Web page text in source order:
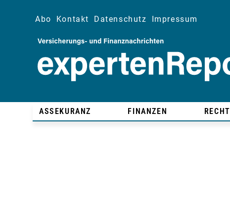
Abo Kontakt Datenschutz Impressum
ASSEKURANZ FINANZEN RECHT